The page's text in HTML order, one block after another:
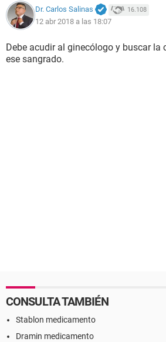
Dr. Carlos Salinas 16.108
12 abr 2018 a las 18:07
Debe acudir al ginecólogo y buscar la
ese sangrado.
CONSULTA TAMBIÉN
Stablon medicamento
Dramin medicamento